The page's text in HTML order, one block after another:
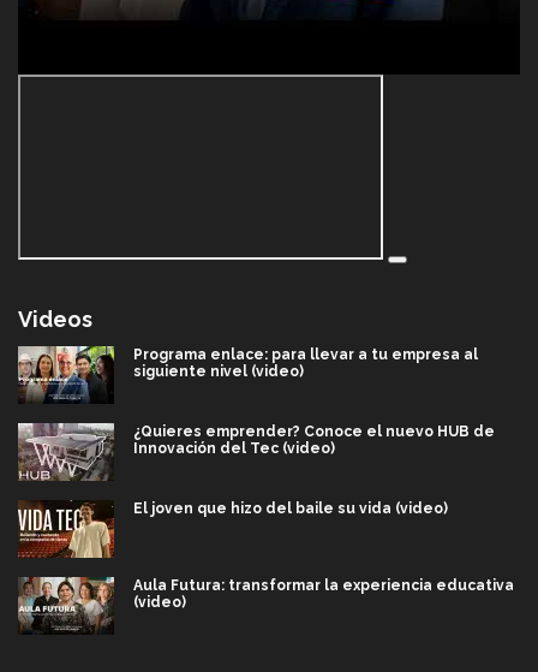
Videos
Programa enlace: para llevar a tu empresa al
siguiente nivel (video)
¿Quieres emprender? Conoce el nuevo HUB de
Innovación del Tec (video)
El joven que hizo del baile su vida (video)
Aula Futura: transformar la experiencia educativa
(video)